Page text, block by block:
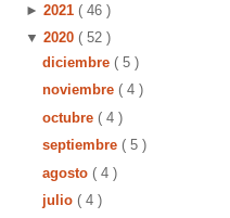
► 2021 ( 46 )
▼ 2020 ( 52 )
diciembre ( 5 )
noviembre ( 4 )
octubre ( 4 )
septiembre ( 5 )
agosto ( 4 )
julio ( 4 )